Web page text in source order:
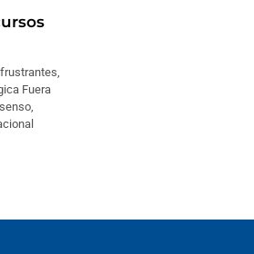
Fuera